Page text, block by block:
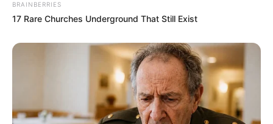
Ukuran Baju: –
STKIP Pasundan Cimahi, Jawa Barat
Ayah: –
BRAINBERRIES
17 Rare Churches Underground That Still Exist